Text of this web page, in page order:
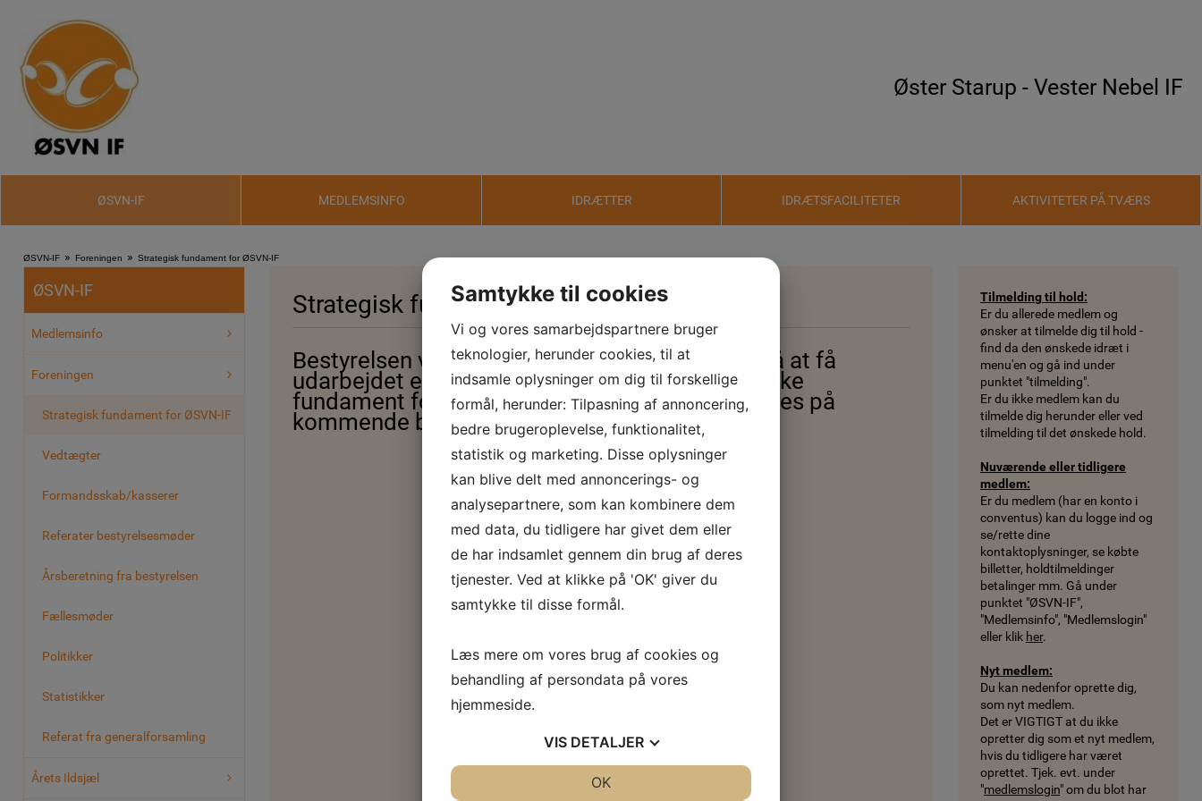
Øster Starup - Vester Nebel IF
ØSVN-IF MEDLEMSINFO IDRÆTTER IDRÆTSFACILITETER AKTIVITETER PÅ TVÆRS
ØSVN-IF » Foreningen » Strategisk fundament for ØSVN-IF
ØSVN-IF
Medlemsinfo
Foreningen
Strategisk fundament for ØSVN-IF
Vedtægter
Formandsskab/kasserer
Referater bestyrelsesmøder
Årsberetning fra bestyrelsen
Fællesmøder
Politikker
Statistikker
Referat fra generalforsamling
Årets Ildsjæl
Strategisk fundament for ØSVN-IF
Bestyrelsen vil i løbet af det næste år arbejde på at få
udarbejdet et forslag til det fremtidige strategiske
fundament for ØSVN IF. Forslaget skal godkendes på
kommende bestyrelsesmøde i oktober 2021.
Tilmelding til hold:
Er du allerede medlem og
ønsker at tilmelde dig til hold -
find da den ønskede idræt i
menu'en og gå ind under
punktet "tilmelding".
Er du ikke medlem kan du
tilmelde dig herunder eller ved
tilmelding til det ønskede hold.
Nuværende eller tidligere
medlem:
Er du medlem (har en konto i
conventus) kan du logge ind og
se/rette dine
kontaktoplysninger, se købte
billetter, holdtilmeldinger
betalinger mm. Gå under
punktet "ØSVN-IF",
"Medlemsinfo", "Medlemslogin"
eller klik her.
Nyt medlem:
Du kan nedenfor oprette dig,
som nyt medlem.
Det er VIGTIGT at du ikke
opretter dig som et nyt medlem,
hvis du tidligere har været
oprettet. Tjek. evt. under
"medlemslogin" om du blot har
Samtykke til cookies
Vi og vores samarbejdspartnere bruger
teknologier, herunder cookies, til at
indsamle oplysninger om dig til forskellige
formål, herunder: Tilpasning af annoncering,
bedre brugeroplevelse, funktionalitet,
statistik og marketing. Disse oplysninger
kan blive delt med annoncerings- og
analysepartnere, som kan kombinere dem
med data, du tidligere har givet dem eller
de har indsamlet gennem din brug af deres
tjenester. Ved at klikke på 'OK' giver du
samtykke til disse formål.
Læs mere om vores brug af cookies og
behandling af persondata på vores
hjemmeside.
VIS DETALJER
OK